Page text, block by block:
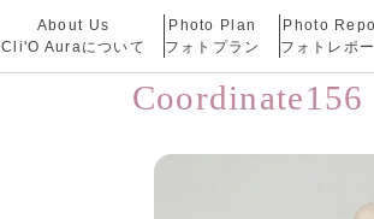
About Us
Cli'O Auraについて
Photo Plan
フォトプラン
Photo
フォトレポー